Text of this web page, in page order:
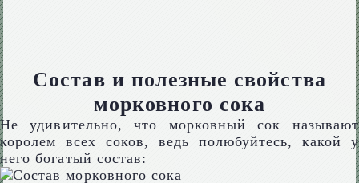
Состав и полезные свойства
морковного сока
Не удивительно, что морковный сок называют
королем всех соков, ведь полюбуйтесь, какой у
него богатый состав: